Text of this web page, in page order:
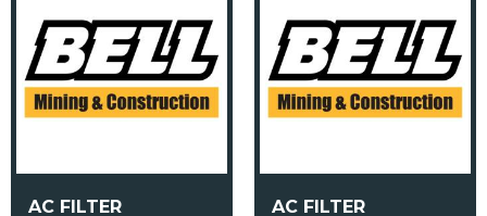
AC FILTER AC FILTER